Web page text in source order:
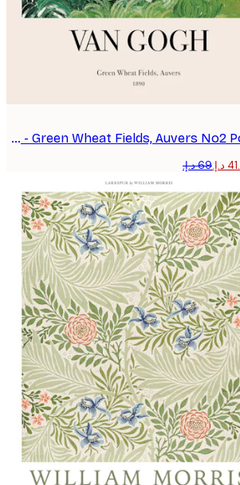
Van Gogh - Green Wheat Fields, Auvers No2 Poster